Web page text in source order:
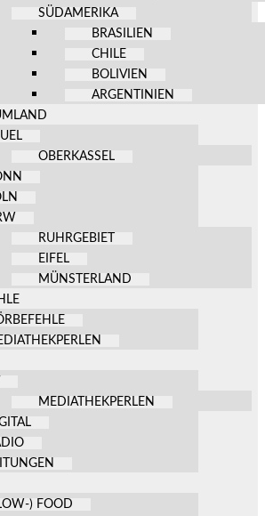
SÜDAMERIKA
BRASILIEN
CHILE
BOLIVIEN
ARGENTINIEN
OBERKASSEL
RUHRGEBIET
EIFEL
MÜNSTERLAND
MEDIATHEKPERLEN
) FOOD